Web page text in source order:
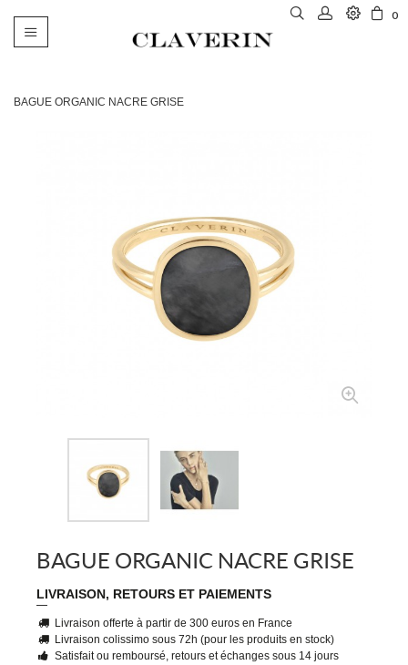
0
Basculer
BAGUE ORGANIC NACRE GRISE
BAGUE ORGANIC NACRE GRISE
LIVRAISON, RETOURS ET PAIEMENTS
Livraison offerte à partir de 300 euros en France
Livraison colissimo sous 72h (pour les produits en stock)
Satisfait ou remboursé, retours et échanges sous 14 jours